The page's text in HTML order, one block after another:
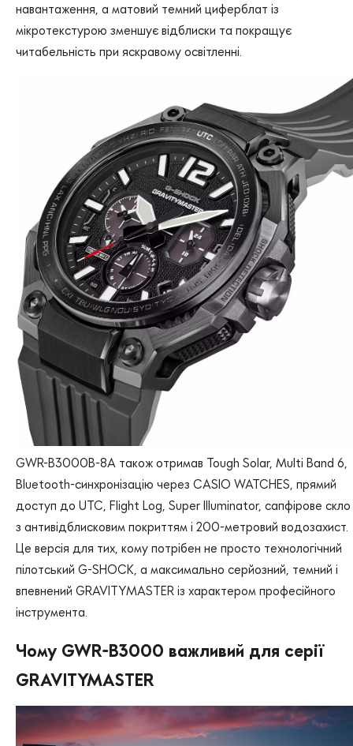
навантаження, а матовий темний циферблат із
мікротекстурою зменшує відблиски та покращує
читабельність при яскравому освітленні.
GWR-B3000B-8A також отримав Tough Solar, Multi Band 6,
Bluetooth-синхронізацію через CASIO WATCHES, прямий
доступ до UTC, Flight Log, Super Illuminator, сапфірове скло
з антивідблисковим покриттям і 200-метровий водозахист.
Це версія для тих, кому потрібен не просто технологічний
пілотський G-SHOCK, а максимально серйозний, темний і
впевнений GRAVITYMASTER із характером професійного
інструмента.
Чому GWR-B3000 важливий для серії
GRAVITYMASTER